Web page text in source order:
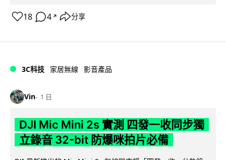
18 4 ↗ 分享
3C科技 家居無線 影音產品
Vin 1 日
DJI Mic Mini 2s 實測 四發一收同步獨
立錄音 32-bit 防爆咪拍片必備